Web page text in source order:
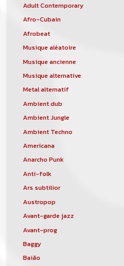
Adult Contemporary
Afro-Cubain
Afrobeat
Musique aléatoire
Musique ancienne
Musique alternative
Metal alternatif
Ambient dub
Ambient Jungle
Ambient Techno
Americana
Anarcho Punk
Anti-folk
Ars subtilior
Austropop
Avant-garde jazz
Avant-prog
Baggy
Baião